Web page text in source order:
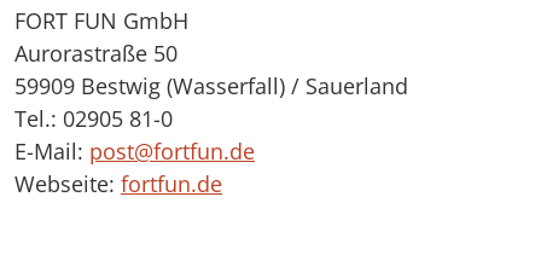
FORT FUN GmbH
Aurorastraße 50
59909 Bestwig (Wasserfall) / Sauerland
Tel.: 02905 81-0
E-Mail: post@fortfun.de
Webseite: fortfun.de